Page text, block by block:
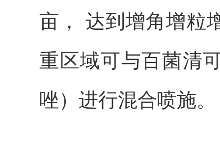
亩， 达到增角增粒
重区域可与百菌清
唑）进行混合喷施。